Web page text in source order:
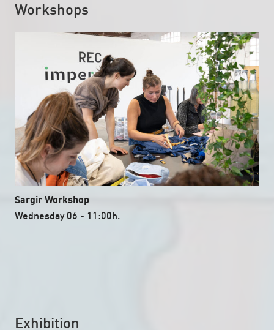
Workshops
Sargir Workshop
Wednesday 06 - 11:00h.
Exhibition